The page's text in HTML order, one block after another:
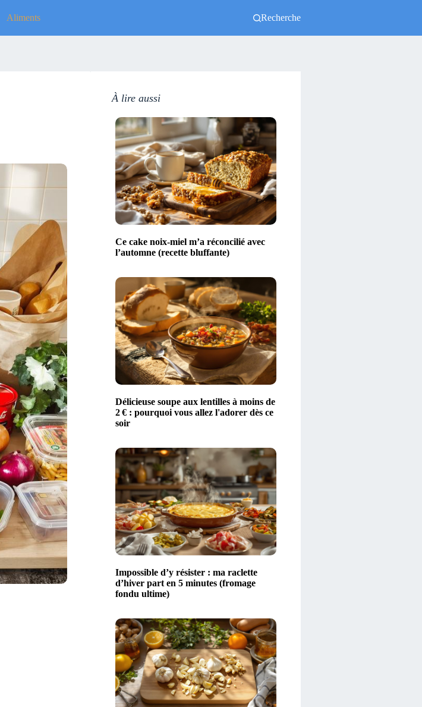
Aliments Recherche
À lire aussi
Ce cake noix-miel m’a réconcilié avec
l’automne (recette bluffante)
Délicieuse soupe aux lentilles à moins de
2 € : pourquoi vous allez l'adorer dès ce
soir
Impossible d’y résister : ma raclette
d’hiver part en 5 minutes (fromage
fondu ultime)